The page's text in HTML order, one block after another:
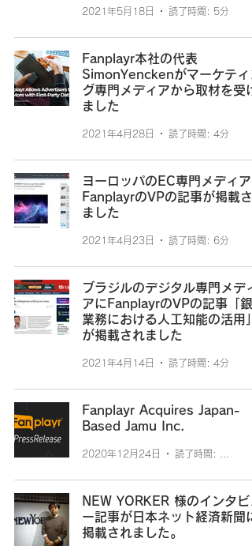
2021年5月18日 読了時間: 5分
Fanplayr本社の代表
SimonYenckenがマーケティ
グ専門メディアから取材を受け
ました
2021年4月28日 読了時間: 4分
ヨーロッパのEC専門メディア
FanplayrのVPの記事が掲載さ
ました
2021年4月23日 読了時間: 6分
ブラジルのデジタル専門メディ
アにFanplayrのVPの記事「銀
業務における人工知能の活用」
が掲載されました
2021年4月14日 読了時間: 4分
Fanplayr Acquires Japan-
Based Jamu Inc.
2020年12月24日
NEW YORKER 様のインタビ
ー記事が日本ネット経済新聞に
掲載されました。